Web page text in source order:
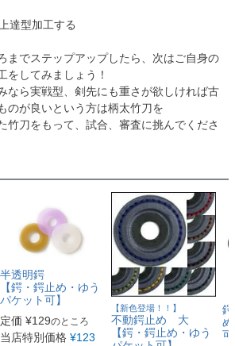
達型加工する
までステップアップしたら、次はご自身の
をしてみましょう！
なら実戦型、剣先にも重さが欲しければ古
のが良いという方は柄太竹刀を
竹刀をもって、試合、審査に挑んでくださ
半透明鍔
【鍔・鍔止め・ゆう
パケット可】
定価 ¥129のところ
当店特別価格 ¥123
【新色登場！！】
不動鍔止め 大
【鍔・鍔止め・ゆう